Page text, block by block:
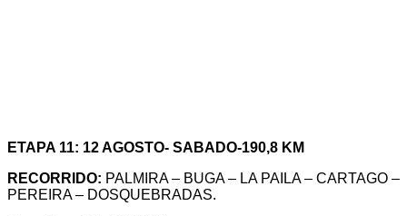
ETAPA 11: 12 AGOSTO- SABADO-190,8 KM
RECORRIDO: PALMIRA – BUGA – LA PAILA – CARTAGO –
PEREIRA – DOSQUEBRADAS.